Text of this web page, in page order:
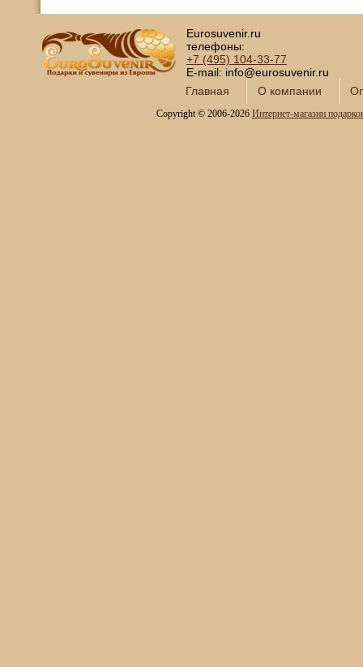
Eurosuvenir.ru
телефоны:
+7 (495) 104-33-77
E-mail: info@eurosuvenir.ru
Главная
О компании
Copyright © 2006-2026 Интернет-магазин